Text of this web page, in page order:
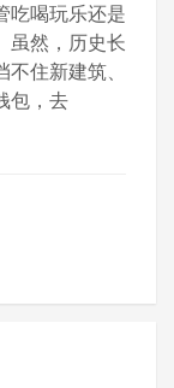
吃喝玩乐还是
虽然，历史长
住新建筑、
包，去